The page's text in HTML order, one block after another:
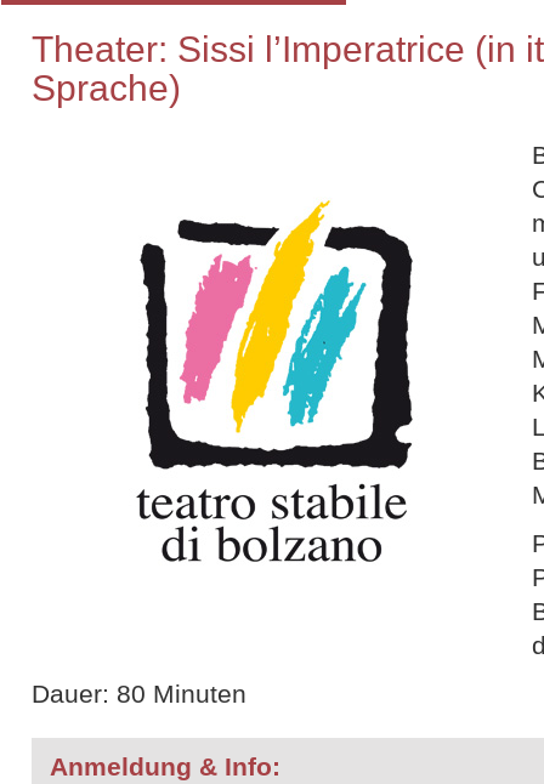
Theater: Sissi l’Imperatrice (in
Sprache)
Dauer: 80 Minuten
Anmeldung & Info: